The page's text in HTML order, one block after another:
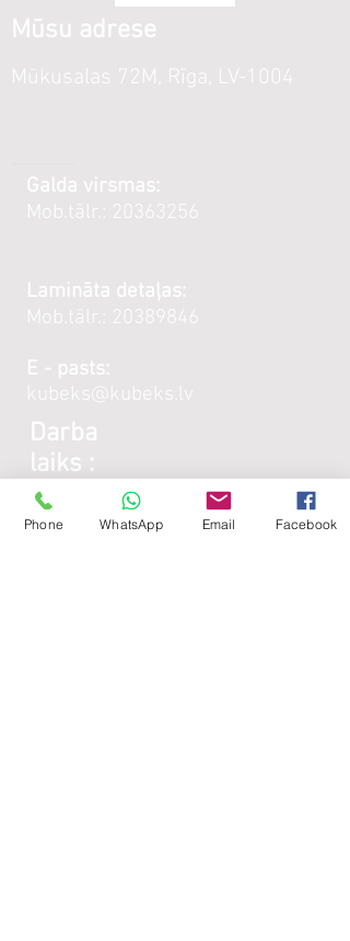
Mūsu adrese
Mūkusalas 72M, Rīga, LV-1004
Galda virsmas:
Mob.tālr.: 20363256
Lamināta detaļas:
Mob.tālr.: 20389846
E - pasts:
kubeks@kubeks.lv
Darba
laiks :
Galda virsmas:
Phone WhatsApp Email Facebook